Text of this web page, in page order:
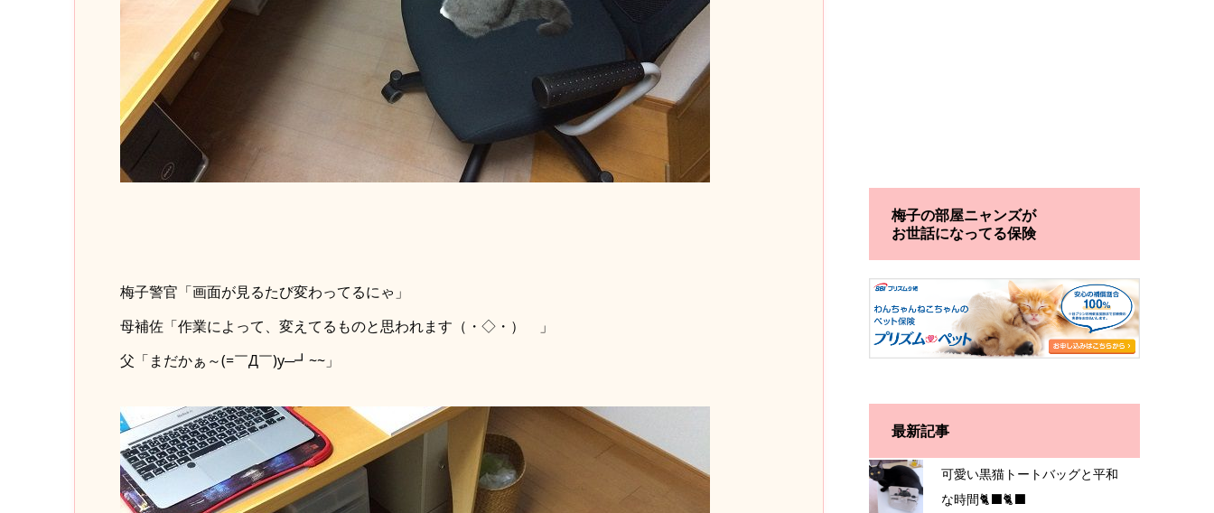
梅子警官「画面が見るたび変わってるにゃ」
母補佐「作業によって、変えてるものと思われます（・◇・）ゞ」
父「まだかぁ～(=￣Д￣)y─┛~~」
梅子の部屋ニャンズが
お世話になってる保険
最新記事
可愛い黒猫トートバッグと平和
な時間🐈‍⬛🐈‍⬛